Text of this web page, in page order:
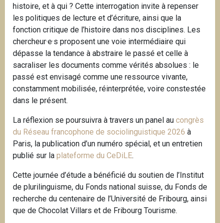
histoire, et à qui ? Cette interrogation invite à repenser
les politiques de lecture et d’écriture, ainsi que la
fonction critique de l’histoire dans nos disciplines. Les
chercheur·e·s proposent une voie intermédiaire qui
dépasse la tendance à abstraire le passé et celle à
sacraliser les documents comme vérités absolues : le
passé est envisagé comme une ressource vivante,
constamment mobilisée, réinterprétée, voire constestée
dans le présent.
La réflexion se poursuivra à travers un panel au congrès
du Réseau francophone de sociolinguistique 2026 à
Paris, la publication d’un numéro spécial, et un entretien
publié sur la plateforme du CeDiLE.
Cette journée d’étude a bénéficié du soutien de l’Institut
de plurilinguisme, du Fonds national suisse, du Fonds de
recherche du centenaire de l’Université de Fribourg, ainsi
que de Chocolat Villars et de Fribourg Tourisme.